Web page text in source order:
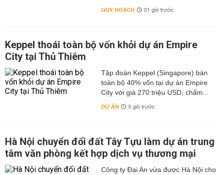
QUY HOẠCH 01 giờ trước
Keppel thoái toàn bộ vốn khỏi dự án Empire
City tại Thủ Thiêm
Tập đoàn Keppel (Singapore) bán
toàn bộ 40% vốn tại dự án Empire
City với giá 270 triệu USD, chấm...
DỰ ÁN 5 giờ trước
Hà Nội chuyển đổi đất Tây Tựu làm dự án trung
tâm văn phòng kết hợp dịch vụ thương mại
Công ty Đại An vừa được Hà Nội cho